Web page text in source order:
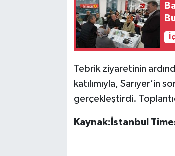
Tebrik ziyaretinin
katılımıyla, Sarıyer’in
gerçekleştirdi.
Kaynak:İstanbul